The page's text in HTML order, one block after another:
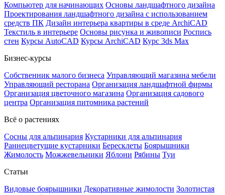
Компьютер для начинающих Основы ландшафтного дизайна
Проектирования ландшафтного дизайна с использованием
средств ПК Дизайн интерьера квартиры в среде ArchiCAD
Текстиль в интерьере Основы рисунка и живописи Роспись
стен Курсы AutoCAD Курсы ArchiCAD Курс 3ds Max
Бизнес-курсы
Собственник малого бизнеса Управляющий магазина мебели
Управляющий ресторана Организация ландшафтной фирмы
Организация цветочного магазина Организация садового
центра Организация питомника растений
Всё о растениях
Сосны для альпинария Кустарники для альпинария
Раннецветущие кустарники Бересклеты Боярышники
Жимолость Можжевельники Яблони Рябины Туи
Статьи
Видовые боярышники Декоративные жимолости Золотистая